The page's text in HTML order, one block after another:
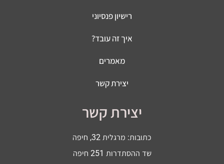
רישיון פנסיוני
איך זה עובד?
מאמרים
יצירת קשר
יצירת קשר
כתובות: מרגלית 32, חיפה
שד ההסתדרות 251 חיפה